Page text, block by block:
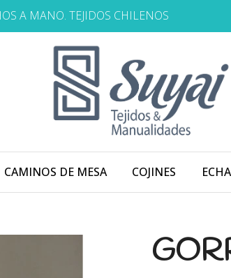
A MANO. TEJIDOS CHILENOS
CAMINOS DE MESA COJINES